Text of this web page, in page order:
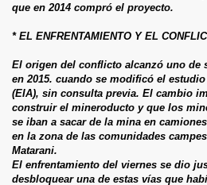
que en 2014 compró el proyecto.
* EL ENFRENTAMIENTO Y EL
El origen del conflicto alcanzó uno de
en 2015. cuando se modificó el
(EIA), sin consulta previa. El cambio
construir el mineroducto y que los
se iban a sacar de la mina en
en la zona de las comunidades
Matarani.
El enfrentamiento del viernes se dio
desbloquear una de estas vías que